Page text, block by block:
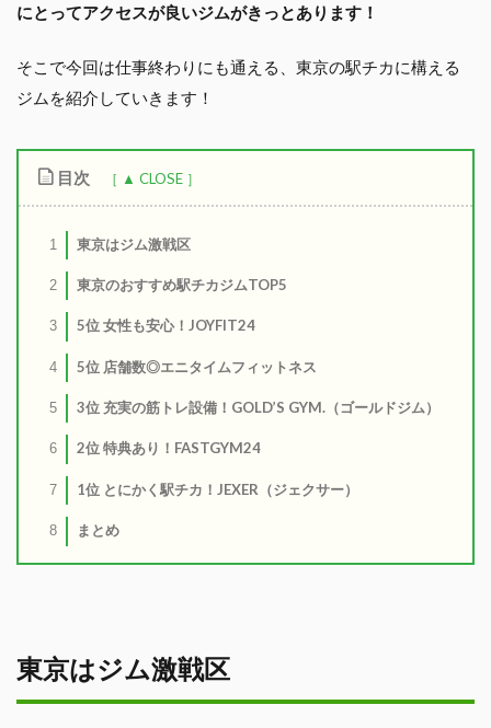
にとってアクセスが良いジムがきっとあります！
そこで今回は仕事終わりにも通える、東京の駅チカに構える
ジムを紹介していきます！
目次
1 東京はジム激戦区
2 東京のおすすめ駅チカジムTOP5
3 5位 女性も安心！JOYFIT24
4 5位 店舗数◎エニタイムフィットネス
5 3位 充実の筋トレ設備！GOLD’S GYM.（ゴールドジム）
6 2位 特典あり！FASTGYM24
7 1位 とにかく駅チカ！JEXER（ジェクサー）
8 まとめ
東京はジム激戦区